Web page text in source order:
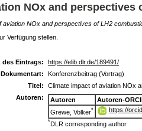
NOx and perspectives
aviation NOx and perspectives of LH2
Verfügung stellen.
des Eintrags:
https://elib.dlr.de/189491/
Dokumentart:
Konferenzbeitrag (Vortrag)
Titel:
Climate impact of aviation NOx
Autoren:
Autoren
Autoren-
Grewe, Volker* https://
*DLR corresponding author